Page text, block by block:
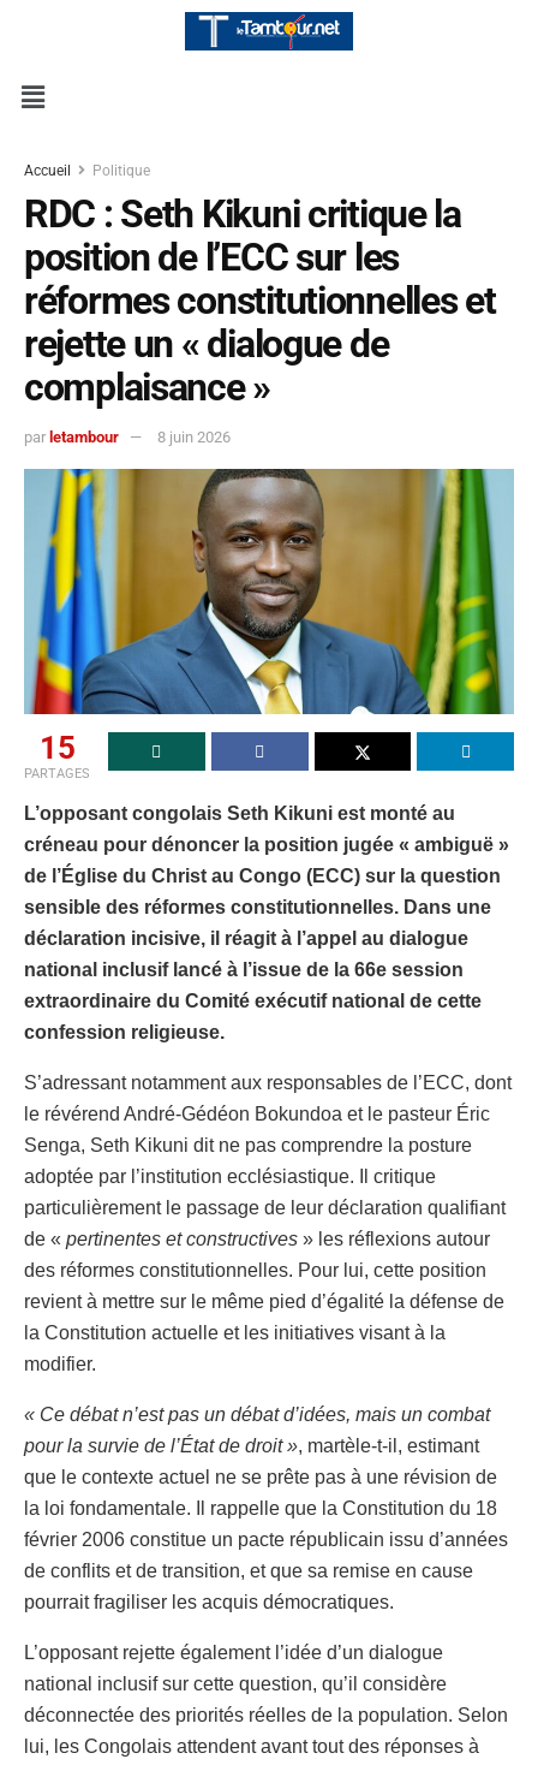
Accueil Politique
RDC : Seth Kikuni critique la
position de l’ECC sur les
réformes constitutionnelles et
rejette un « dialogue de
complaisance »
par letambour 8 juin 2026
15
PARTAGES
L’opposant congolais Seth Kikuni est monté au
créneau pour dénoncer la position jugée « ambiguë »
de l’Église du Christ au Congo (ECC) sur la question
sensible des réformes constitutionnelles. Dans une
déclaration incisive, il réagit à l’appel au dialogue
national inclusif lancé à l’issue de la 66e session
extraordinaire du Comité exécutif national de cette
confession religieuse.
S’adressant notamment aux responsables de l’ECC, dont
le révérend André-Gédéon Bokundoa et le pasteur Éric
Senga, Seth Kikuni dit ne pas comprendre la posture
adoptée par l’institution ecclésiastique. Il critique
particulièrement le passage de leur déclaration qualifiant
de « pertinentes et constructives » les réflexions autour
des réformes constitutionnelles. Pour lui, cette position
revient à mettre sur le même pied d’égalité la défense de
la Constitution actuelle et les initiatives visant à la
modifier.
« Ce débat n’est pas un débat d’idées, mais un combat
pour la survie de l’État de droit », martèle-t-il, estimant
que le contexte actuel ne se prête pas à une révision de
la loi fondamentale. Il rappelle que la Constitution du 18
février 2006 constitue un pacte républicain issu d’années
de conflits et de transition, et que sa remise en cause
pourrait fragiliser les acquis démocratiques.
L’opposant rejette également l’idée d’un dialogue
national inclusif sur cette question, qu’il considère
déconnectée des priorités réelles de la population. Selon
lui, les Congolais attendent avant tout des réponses à